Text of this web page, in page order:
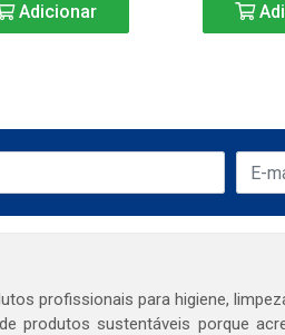
Adicionar
profissionais para higiene,
produtos sustentáveis porque